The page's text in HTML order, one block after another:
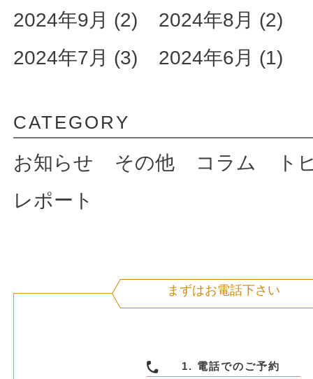
2024年9月 (2)
2024年8月 (2)
2024年7月 (3)
2024年6月 (1)
CATEGORY
お知らせ その他 コラム
ト
レポート
まずはお電話下さい
1. 電話でのご予約